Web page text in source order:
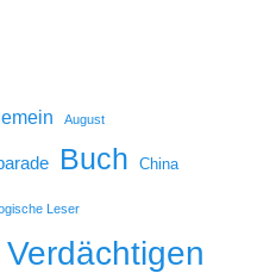
August
Buch China
Leser